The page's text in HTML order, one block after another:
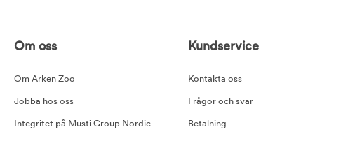
Om oss
Om Arken Zoo
Jobba hos oss
Integritet på Musti Group Nordic
Kundservice
Kontakta oss
Frågor och svar
Betalning